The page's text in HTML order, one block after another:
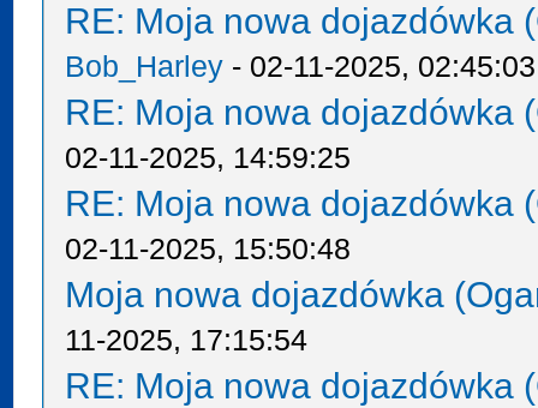
RE: Moja nowa dojazdówka
Bob_Harley - 02-11-2025, 02:45:03
RE: Moja nowa dojazdówka
02-11-2025, 14:59:25
RE: Moja nowa dojazdówka
02-11-2025, 15:50:48
Moja nowa dojazdówka
11-2025, 17:15:54
RE: Moja nowa dojazdówka